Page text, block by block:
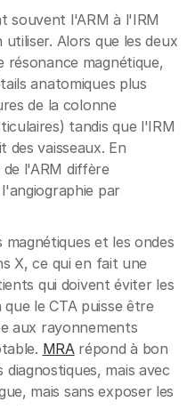
souvent l'ARM à l'IRM
Alors que les deux
résonance magnétique,
anatomiques plus
de la colonne
tandis que l'IRM
des vaisseaux. En
l'ARM diffère
par
et les ondes
X, ce qui en fait une
qui doivent éviter les
le CTA puisse être
aux rayonnements
MRArépond à bon
mais avec
mais sans exposer les